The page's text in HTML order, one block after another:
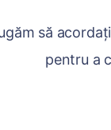
să
pentru a